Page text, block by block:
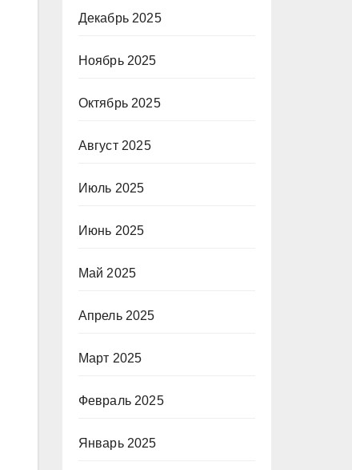
Декабрь 2025
Ноябрь 2025
Октябрь 2025
Август 2025
Июль 2025
Июнь 2025
Май 2025
Апрель 2025
Март 2025
Февраль 2025
Январь 2025